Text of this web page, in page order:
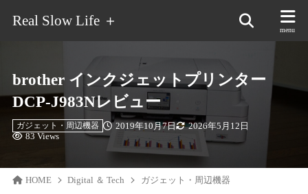
Real Slow Life ＋
brother インクジェットプリンター
DCP-J983Nレビュー
2019年10月7日 2026年5月12日
ガジェット・周辺機器
83 Views
HOME Digital ＆ Tech ガジェット・周辺機器